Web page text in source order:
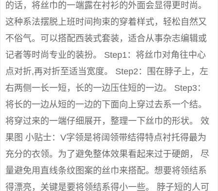
的话，将丝巾的一端露在衬衫的外面会显得更时尚。
这种系法摆脱上班时间拘束的穿着样式，轻松自然又
不俗气。可以搭配西装式套装，适合从事杂志编辑或
记者等时尚专业的装扮。 Step1：将丝巾对角往中心
点对折,再对折至适当宽度。 Step2：围在脖子上，左
右两侧一长一短，长的一边压住短的一边。 Step3：
将长的一边从短的一边的下面向上穿过去系一个结。
将穿过来的一端仔细展开，整理一下丝巾的形状。 效
果图 小贴士：V字领是将阔领带结得特点衬托得最为
充分的衣领。为了避免整体效果看起来过于硬朗， 尽
量避免用直线条纹图案的丝巾来搭配。想要将领结系
得漂亮，关键是要将领结系得小一些。 脖子短的人可